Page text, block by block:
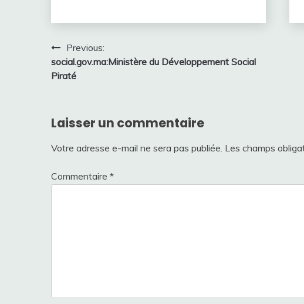
Navigation
de
Previous:
social.gov.ma:Ministère du Développement Social
Piraté
Laisser un commentaire
Votre adresse e-mail ne sera pas publiée. Les champs
Commentaire *